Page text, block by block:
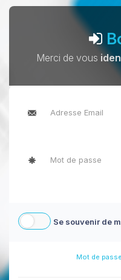
Merci de vous
Se souvenir de
Mot de